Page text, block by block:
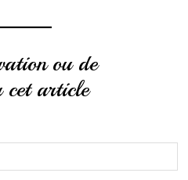
ou de
cet article